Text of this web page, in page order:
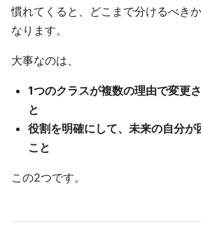
慣れてくると、どこまで分けるべき
なります。
大事なのは、
1つのクラスが複数の理由で変更
と
役割を明確にして、未来の自分が
こと
この2つです。